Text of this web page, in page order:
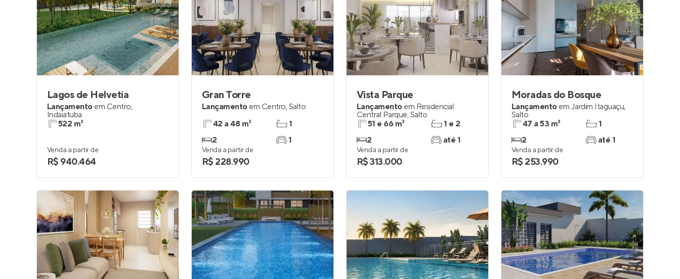
Lagos de Helvetia
Lançamento em Centro,
Indaiatuba
522 m²
Venda a partir de
R$ 940.464
Gran Torre
Lançamento em Centro,Salto
42 a 48 m²
2
1
1
Venda a partir de
R$ 228.990
Vista Parque
Lançamento em Residencial
Central Parque,Salto
51 e 66 m²
2
1 e 2
até 1
Venda a partir de
R$ 313.000
Moradas do Bosque
Lançamento em Jardim Itaguaçu,
Salto
47 a 53 m²
2
1
até 1
Venda a partir de
R$ 253.990